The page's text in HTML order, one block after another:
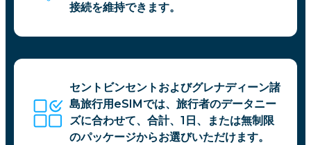
接続を維持できます。
セントビンセントおよびグレナディーン諸
島旅行用eSIMでは、旅行者のデータニー
ズに合わせて、合計、1日、または無制限
のパッケージからお選びいただけます。